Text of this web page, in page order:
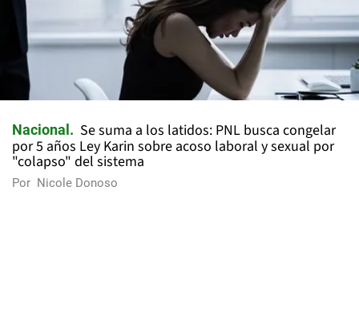
Nacional
Se suma a los latidos: PNL busca congelar
por 5 años Ley Karin sobre acoso laboral y sexual por
"colapso" del sistema
Por Nicole Donoso